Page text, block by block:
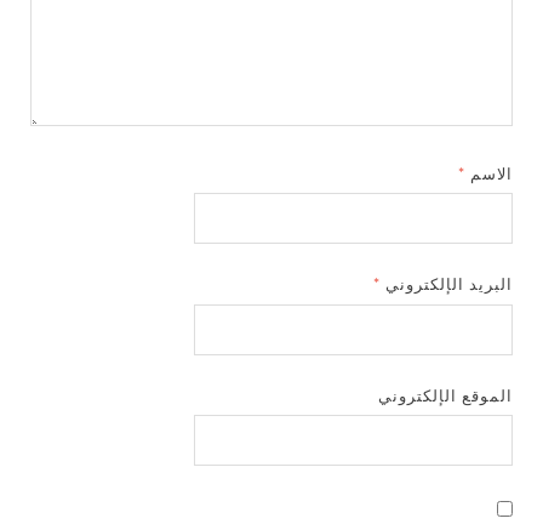
الاسم *
البريد الإلكتروني *
الموقع الإلكتروني